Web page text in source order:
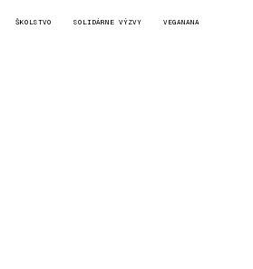
ŠKOLSTVO SOLIDÁRNE VÝZVY VEGANANA